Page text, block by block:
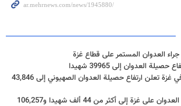
العدوان إلى 39965 شهيدا
وزارة الصحة في غزة تعلن ارتفاع حصيلة العدوان الصهيوني إلى 43,846
ارتفاع حصيلة العدوان على غزة إلى أكثر من 44 ألف شهيدا و106,257